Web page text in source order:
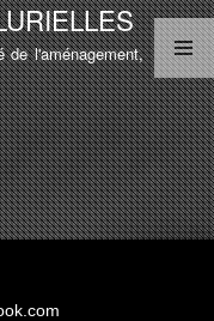
de l'aménagement,